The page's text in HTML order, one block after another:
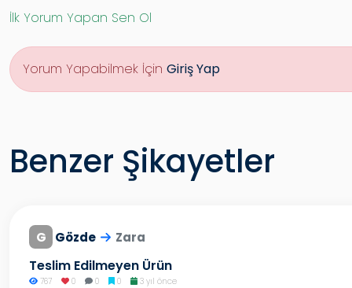
İlk Yorum Yapan Sen Ol
Yorum Yapabilmek İçin Giriş Yap
Benzer Şikayetler
G Gözde Zara
Teslim Edilmeyen Ürün
767 0 0 0 3 yıl önce